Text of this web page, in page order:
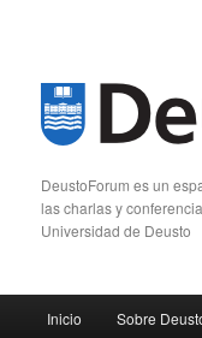
DeustoForum es un
las charlas y
Universidad de Deusto
Ir al contenido
Ir al contenido
Inicio Sobre